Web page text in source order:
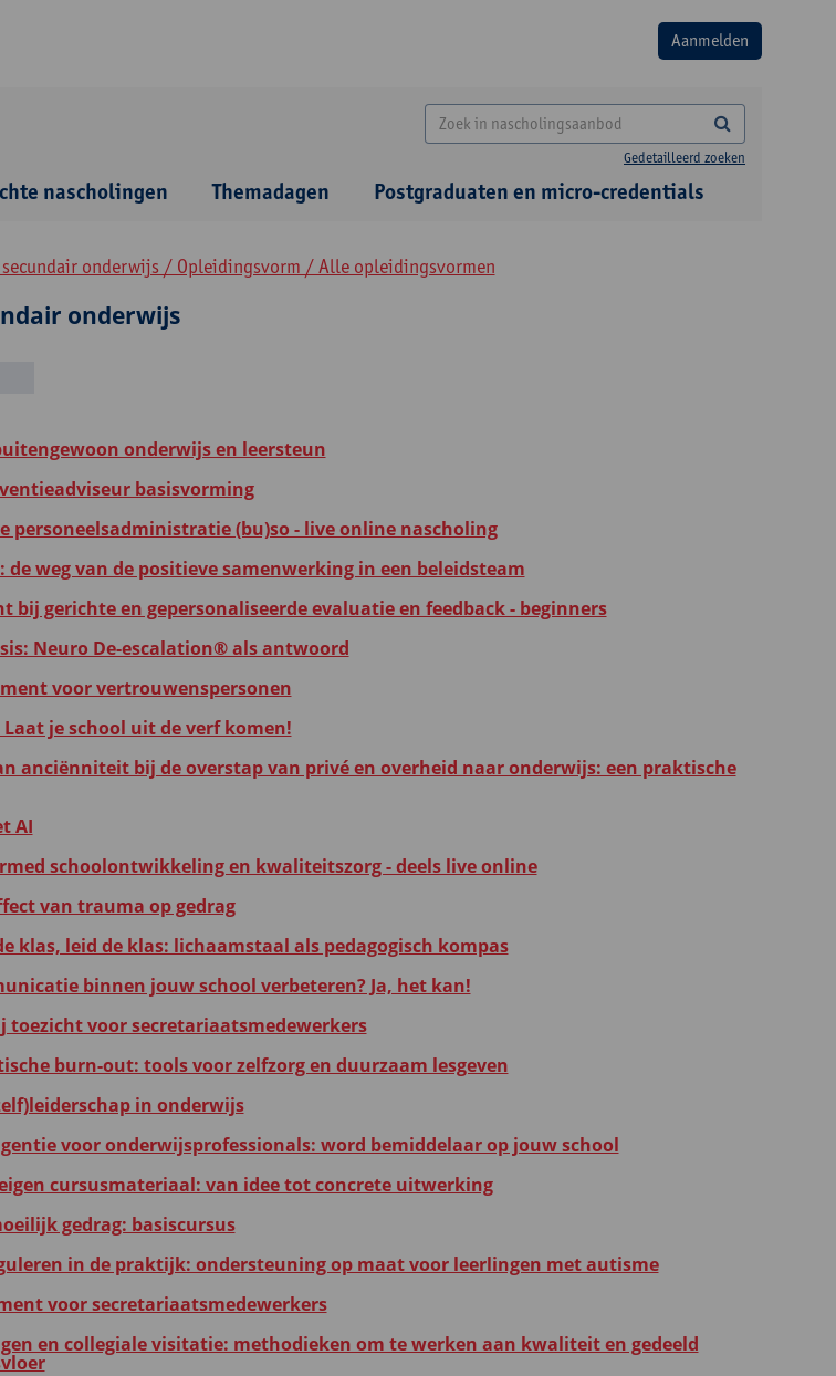
Gedetailleerd zoeken
nascholingen Themadagen Postgraduaten en micro-credentials
onderwijs / Opleidingsvorm / Alle opleidingsvormen
onderwijs
onderwijs en leersteun
basisvorming
personeelsadministratie (bu)so - live online nascholing
de weg van de positieve samenwerking in een beleidsteam
bij gerichte en gepersonaliseerde evaluatie en feedback - beginners
Neuro De-escalation® als antwoord
voor vertrouwenspersonen
je school uit de verf komen!
anciënniteit bij de overstap van privé en overheid naar onderwijs: een praktische
AI
schoolontwikkeling en kwaliteitszorg - deels live online
van trauma op gedrag
klas, leid de klas: lichaamstaal als pedagogisch kompas
binnen jouw school verbeteren? Ja, het kan!
toezicht voor secretariaatsmedewerkers
burn-out: tools voor zelfzorg en duurzaam lesgeven
in onderwijs
voor onderwijsprofessionals: word bemiddelaar op jouw school
cursusmateriaal: van idee tot concrete uitwerking
gedrag: basiscursus
in de praktijk: ondersteuning op maat voor leerlingen met autisme
voor secretariaatsmedewerkers
en collegiale visitatie: methodieken om te werken aan kwaliteit en gedeeld